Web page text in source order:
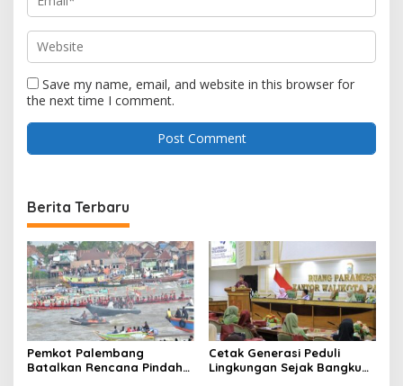
Save my name, email, and website in this browser for
the next time I comment.
Berita Terbaru
Pemkot Palembang
Batalkan Rencana Pindah
Cetak Generasi Peduli
Lingkungan Sejak Bangku